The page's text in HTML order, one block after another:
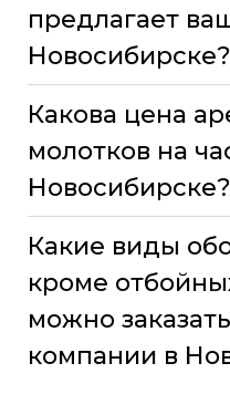
предлагает
Новосибирске?
Какова цена
молотков на
Новосибирске?
Какие виды
кроме
можно
компании в